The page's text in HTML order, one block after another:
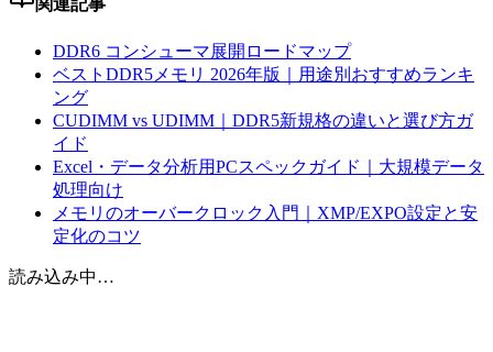
関連記事
DDR6 コンシューマ展開ロードマップ
ベストDDR5メモリ 2026年版｜用途別おすすめランキ
ング
CUDIMM vs UDIMM｜DDR5新規格の違いと選び方ガ
イド
Excel・データ分析用PCスペックガイド｜大規模データ
処理向け
メモリのオーバークロック入門｜XMP/EXPO設定と安
定化のコツ
読み込み中…